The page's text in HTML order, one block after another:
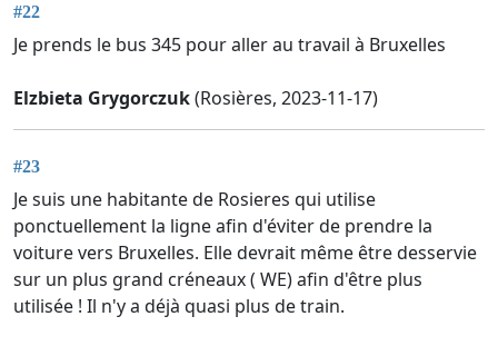
#22
Je prends le bus 345 pour aller au travail à Bruxelles
Elzbieta Grygorczuk(Rosières, 2023-11-17)
#23
Je suis une habitante de Rosieres qui utilise
ponctuellement la ligne afin d'éviter de prendre la
voiture vers Bruxelles. Elle devrait même être desservie
sur un plus grand créneaux ( WE) afin d'être plus
utilisée ! Il n'y a déjà quasi plus de train.